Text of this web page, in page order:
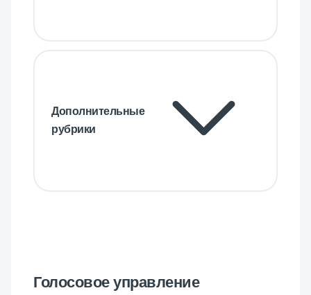
Дополнительные
рубрики
Голосовое управление